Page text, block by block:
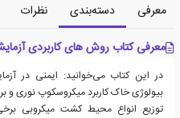
معرفی دسته‌بندی
نظرات
معرفی کتاب روش های کاربردی
در این کتاب می‌خوانید: ایمنی در
بیولوژی خاک کاربرد میکروسکوپ نوری و
توزیع انواع محیط کشت میکروبی